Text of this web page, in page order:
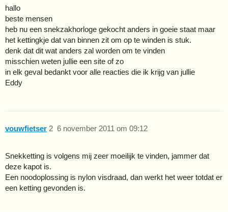
hallo
beste mensen
heb nu een snekzakhorloge gekocht anders in goeie staat maar
het kettingkje dat van binnen zit om op te winden is stuk.
denk dat dit wat anders zal worden om te vinden
misschien weten jullie een site of zo
in elk geval bedankt voor alle reacties die ik krijg van jullie
Eddy
vouwfietser 6 november 2011 om 09:12
2
Snekketting is volgens mij zeer moeilijk te vinden, jammer dat
deze kapot is.
Een noodoplossing is nylon visdraad, dan werkt het weer totdat er
een ketting gevonden is.